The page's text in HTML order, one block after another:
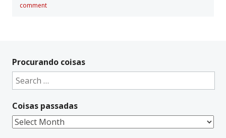
comment
Procurando coisas
Search
for:
Coisas passadas
Coisas